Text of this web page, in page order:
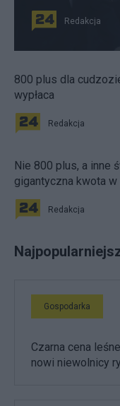
Redakcja
800 plus dla
wypłaca
Redakcja
Nie 800 plus, a inne
gigantyczna kwota
Redakcja
Gospodarka
Czarna cena
nowi niewolnicy